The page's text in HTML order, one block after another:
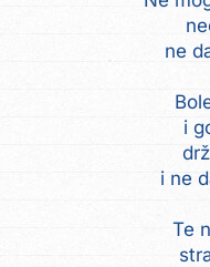
ne
i
i ne
Te